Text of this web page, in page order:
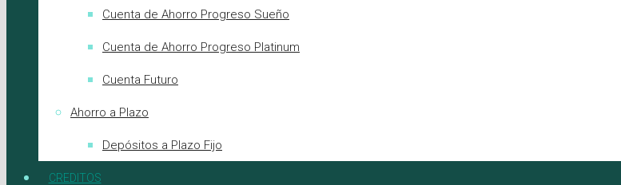
Cuenta de Ahorro Progreso Sueño
Cuenta de Ahorro Progreso Platinum
Cuenta Futuro
Ahorro a Plazo
Depósitos a Plazo Fijo
CREDITOS